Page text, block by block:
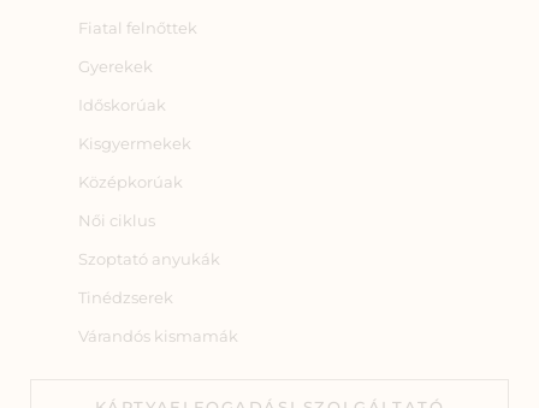
Fiatal felnőttek
Gyerekek
Időskorúak
Kisgyermekek
Középkorúak
Női ciklus
Szoptató anyukák
Tinédzserek
Várandós kismamák